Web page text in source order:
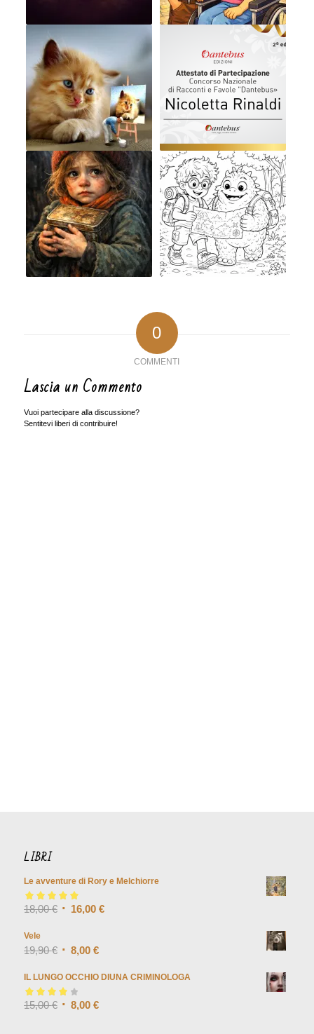
0
COMMENTI
Lascia un Commento
Vuoi partecipare alla discussione?
Sentitevi liberi di contribuire!
LIBRI
Le avventure di Rory e Melchiorre
Valutato5.00
su
18,00€ 16,00 €
Vele
19,90€ 8,00 €
IL LUNGO OCCHIO DIUNA CRIMINOLOGA
Valutato4.00
15,00€ 8,00 €